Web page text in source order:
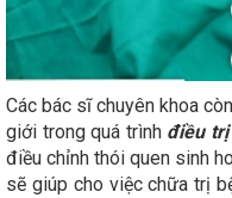
Các bác sĩ chuyên khoa
giới trong quá trình điều trị
điều chỉnh thói quen sinh
sẽ giúp cho việc chữa trị